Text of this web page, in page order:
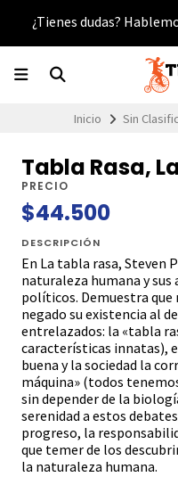
¿Tienes dudas?
Inicio Sin
Tabla Rasa,
PRECIO
$44.500
DESCRIPCIÓN
En La tabla rasa, Steven
naturaleza humana y
políticos. Demuestra
negado su existencia al
entrelazados: la «tabla
características innatas),
buena y la sociedad la
máquina» (todos
sin depender de la
serenidad a estos
progreso, la
que temer de los
la naturaleza humana.